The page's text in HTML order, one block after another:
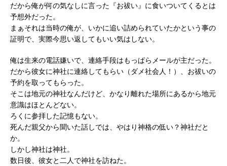
だから俺が何の気なしに言った『お祓い』に食いついてくるとは
予想外だった。
まぁそれは当時の俺が、いかに追い詰められていたかという事の
証明で、実際今思い返してもいい気はしない。
俺は生来の電話嫌いで、連絡手段はもっぱらメールが主だった。
だから彼女に神社に連絡してもらい（ダメ社会人！）、お祓いの
予約を取ってもらった。
そこは地元の神社なんだけど、かなり離れた場所にあるから地元
意識はほとんどない。
ろくに参拝した記憶もない。
死んだ親父から聞いた話しでは、やはり神格の低い？神社だと
か。
しかし神社は神社。
数日後、彼女と二人で神社を訪ねた。